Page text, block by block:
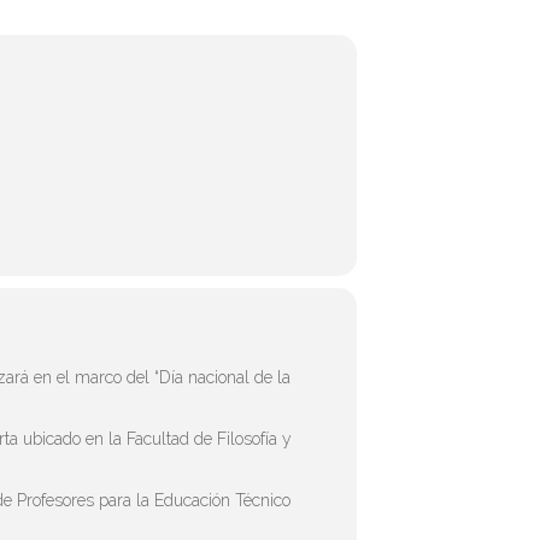
en el marco del “Día nacional de la
ubicado en la Facultad de Filosofía y
Profesores para la Educación Técnico